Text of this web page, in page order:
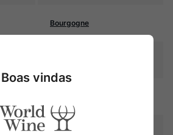
Bourgogne
Boas vindas